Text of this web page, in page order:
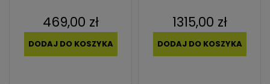
469,00 zł
DODAJ DO KOSZYKA
1315,00 zł
DODAJ DO KOSZYKA